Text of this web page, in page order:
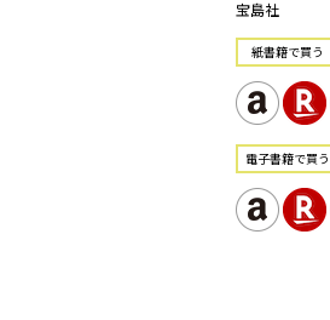
宝島社
紙書籍で買う
電⼦書籍で買う